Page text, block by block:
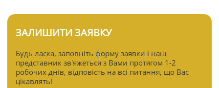
ЗАЛИШИТИ ЗАЯВКУ
Будь ласка, заповніть форму заявки і наш
представник зв'яжеться з Вами протягом 1-2
робочих днів, відповість на всі питання, що Вас
цікавлять!